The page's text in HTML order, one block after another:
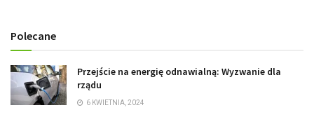
Polecane
Przejście na energię odnawialną: Wyzwanie dla
rządu
6 KWIETNIA, 2024